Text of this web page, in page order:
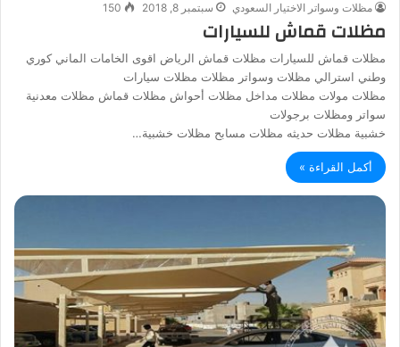
مظلات وسواتر الاختيار السعودي سبتمبر 8, 2018 150
مظلات قماش للسيارات
مظلات قماش للسيارات مظلات قماش الرياض اقوى الخامات الماني كوري
وطني استرالي مظلات وسواتر مظلات مظلات سيارات
مظلات مولات مظلات مداخل مظلات أحواش مظلات قماش مظلات معدنية
سواتر ومظلات برجولات
خشبية مظلات حديثه مظلات مسابح مظلات خشبية…
أكمل القراءة »